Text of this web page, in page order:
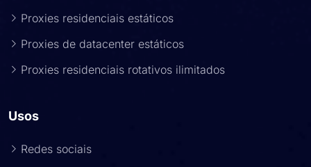
Proxies residenciais estáticos
Proxies de datacenter estáticos
Proxies residenciais rotativos ilimitados
Usos
Redes sociais